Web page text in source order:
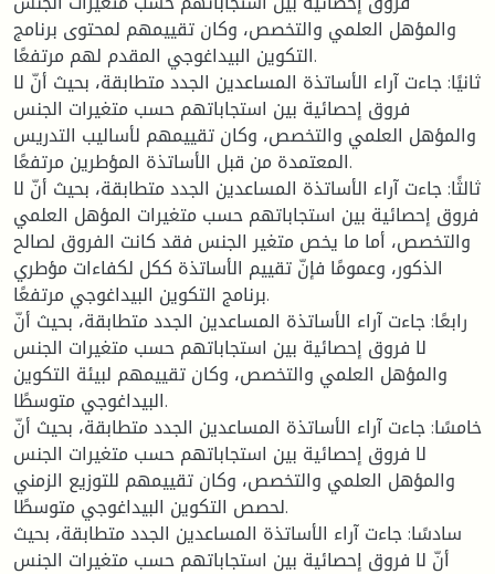
والمؤهل العلمي والتخصص، وكان تقييمهم لمحتوى برنامج
التكوين البيداغوجي المقدم لهم مرتفعًا.
ثانيًا: جاءت آراء الأساتذة المساعدين الجدد متطابقة، بحيث أنّ لا
فروق إحصائية بين استجاباتهم حسب متغيرات الجنس
والمؤهل العلمي والتخصص، وكان تقييمهم لأساليب التدريس
المعتمدة من قبل الأساتذة المؤطرين مرتفعًا.
ثالثًا: جاءت آراء الأساتذة المساعدين الجدد متطابقة، بحيث أنّ لا
فروق إحصائية بين استجاباتهم حسب متغيرات المؤهل العلمي
والتخصص، أما ما يخص متغير الجنس فقد كانت الفروق لصالح
الذكور، وعمومًا فإنّ تقييم الأساتذة ككل لكفاءات مؤطري
برنامج التكوين البيداغوجي مرتفعًا.
رابعًا: جاءت آراء الأساتذة المساعدين الجدد متطابقة، بحيث أنّ
لا فروق إحصائية بين استجاباتهم حسب متغيرات الجنس
والمؤهل العلمي والتخصص، وكان تقييمهم لبيئة التكوين
البيداغوجي متوسطًا.
خامسًا: جاءت آراء الأساتذة المساعدين الجدد متطابقة، بحيث أنّ
لا فروق إحصائية بين استجاباتهم حسب متغيرات الجنس
والمؤهل العلمي والتخصص، وكان تقييمهم للتوزيع الزمني
لحصص التكوين البيداغوجي متوسطًا.
سادسًا: جاءت آراء الأساتذة المساعدين الجدد متطابقة، بحيث
أنّ لا فروق إحصائية بين استجاباتهم حسب متغيرات الجنس